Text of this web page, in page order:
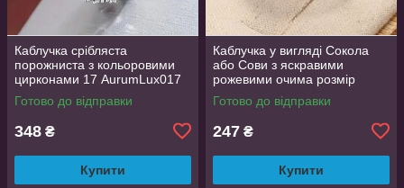
Каблучка срібляста
порожниста з кольоровими
цирконами 17 AurumLux017
Готово до відправки
348 ₴
Купити
Каблучка у вигляді Сокола
або Сови з яскравими
рожевими очима розмір
регульований
Готово до відправки
247 ₴
Купити